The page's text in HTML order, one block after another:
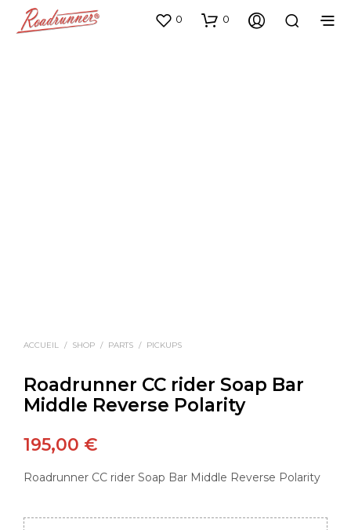
0 0
ACCUEIL / SHOP / PARTS / PICKUPS
Roadrunner CC rider Soap Bar
Middle Reverse Polarity
195,00 €
Roadrunner CC rider Soap Bar Middle Reverse Polarity